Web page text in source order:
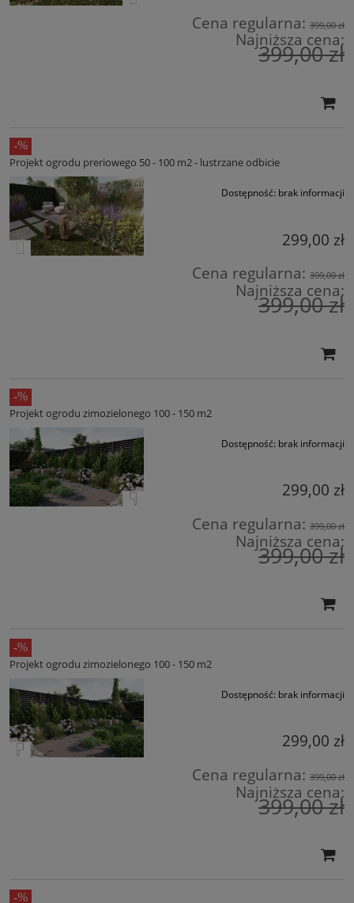
Cena regularna: 399,00 zł
Najniższa cena:
399,00 zł
Projekt ogrodu preriowego 50 - 100 m2 - lustrzane odbicie
Dostępność: brak informacji
299,00 zł
Cena regularna: 399,00 zł
Najniższa cena:
399,00 zł
Projekt ogrodu zimozielonego 100 - 150 m2
Dostępność: brak informacji
299,00 zł
Cena regularna: 399,00 zł
Najniższa cena:
399,00 zł
Projekt ogrodu zimozielonego 100 - 150 m2
Dostępność: brak informacji
299,00 zł
Cena regularna: 399,00 zł
Najniższa cena:
399,00 zł